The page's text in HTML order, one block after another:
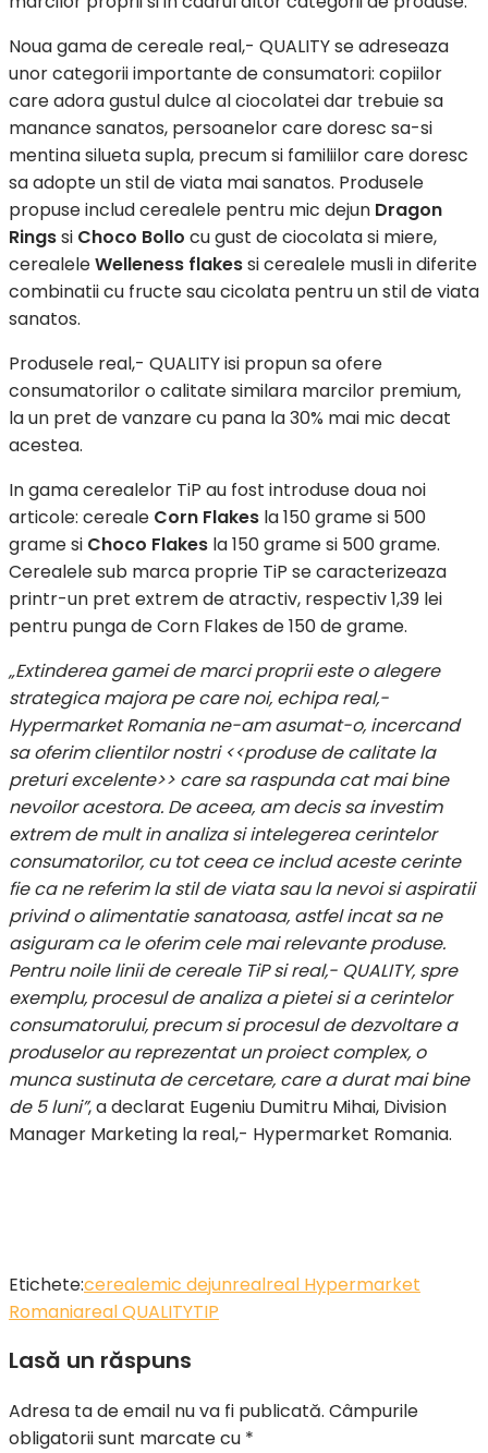
Noua gama de cereale real,- QUALITY se adreseaza
unor categorii importante de consumatori: copiilor
care adora gustul dulce al ciocolatei dar trebuie sa
manance sanatos, persoanelor care doresc sa-si
mentina silueta supla, precum si familiilor care doresc
sa adopte un stil de viata mai sanatos. Produsele
propuse includ cerealele pentru mic dejun Dragon
Ringssi Choco Bollo cu gust de ciocolata si miere,
cerealeleWelleness flakessi cerealele musli in diferite
combinatii cu fructe sau cicolata pentru un stil de viata
sanatos.
Produsele real,- QUALITY isi propun sa ofere
consumatorilor o calitate similara marcilor premium,
la un pret de vanzare cu pana la 30% mai mic decat
acestea.
In gama cerealelor TiP au fost introduse doua noi
articole: cereale Corn Flakes la 150 grame si 500
grame si Choco Flakes la 150 grame si 500 grame.
Cerealele sub marca proprie TiP se caracterizeaza
printr-un pret extrem de atractiv, respectiv 1,39 lei
pentru punga de Corn Flakes de 150 de grame.
„Extinderea gamei de marci proprii este o alegere
strategica majora pe care noi, echipa real,-
Hypermarket Romania ne-am asumat-o, incercand
sa oferim clientilor nostri <<produse de calitate la
preturi excelente>> care sa raspunda cat mai bine
nevoilor acestora. De aceea, am decis sa investim
extrem de mult in analiza si intelegerea cerintelor
consumatorilor, cu tot ceea ce includ aceste cerinte
fie ca ne referim la stil de viata sau la nevoi si aspiratii
privind o alimentatie sanatoasa, astfel incat sa ne
asiguram ca le oferim cele mai relevante produse.
Pentru noile linii de cereale TiP si real,- QUALITY, spre
exemplu, procesul de analiza a pietei si a cerintelor
consumatorului, precum si procesul de dezvoltare a
produselor au reprezentat un proiect complex, o
munca sustinuta de cercetare, care a durat mai bine
de 5 luni”, a declarat Eugeniu Dumitru Mihai, Division
Manager Marketing la real,- Hypermarket Romania.
Etichete:cerealemic dejunrealreal Hypermarket
Romaniareal QUALITYTIP
Lasă un răspuns
Adresa ta de email nu va fi publicată. Câmpurile
obligatorii sunt marcate cu *